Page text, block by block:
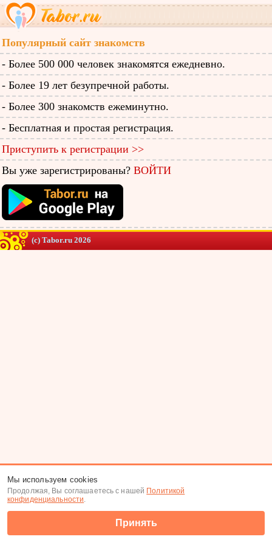
Популярный сайт знакомств
- Более 500 000 человек знакомятся ежедневно.
- Более 19 лет безупречной работы.
- Более 300 знакомств ежеминутно.
- Бесплатная и простая регистрация.
Приступить к регистрации >>
Вы уже зарегистрированы? ВОЙТИ
(c) Tabor.ru 2026
Мы используем cookies
Продолжая, Вы соглашаетесь с нашей Политикой
конфиденциальности.
Принять